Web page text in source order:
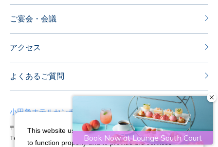
ご宴会・会議
アクセス
よくあるご質問
小田急ホテルセンチュリーサザンタワー
〒151-8583 東京都渋谷区代々木2-2-1
Tel：03-5354-0111
Fax：03-5354-0100
This website uses cookies and similar technologies
to function properly and to provide the services